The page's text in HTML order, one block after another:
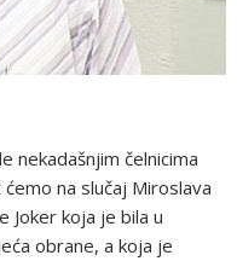
nekadašnjim čelnicima
na slučaj Miroslava
Joker koja je bila u
obrane, a koja je